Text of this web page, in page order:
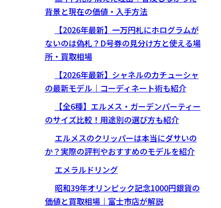
背景と現在の価値・入手方法
【2026年最新】一万円札にホログラムが
ないのは偽札？D号券の見分け方と使える場
所・買取相場
【2026年最新】シャネルのカチューシャ
の最新モデル｜コーディネート術も紹介
【全6種】エルメス・ガーデンパーティー
のサイズ比較！用途別の選び方も紹介
エルメスのクリッパーは本当にダサいの
か？実際の評判やおすすめのモデルを紹介
エメラルドリング
昭和39年オリンピック記念1000円銀貨の
価値と買取相場｜富士市店が解説